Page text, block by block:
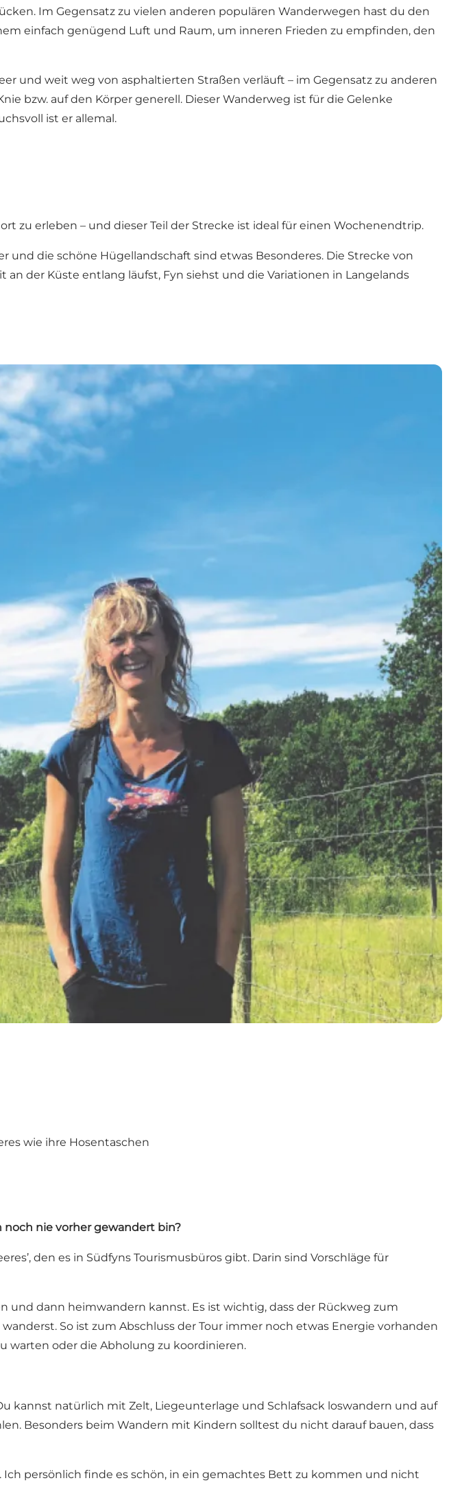
Im Gegensatz zu vielen anderen populären Wanderwegen hast du den
einfach genügend Luft und Raum, um inneren Frieden zu empfinden, den
und weit weg von asphaltierten Straßen verläuft – im Gegensatz zu anderen
bzw. auf den Körper generell. Dieser Wanderweg ist für die Gelenke
ist er allemal.
zu erleben – und dieser Teil der Strecke ist ideal für einen Wochenendtrip.
die schöne Hügellandschaft sind etwas Besonderes. Die Strecke von
der Küste entlang läufst, Fyn siehst und die Variationen in Langelands
wie ihre Hosentaschen
noch nie vorher gewandert bin?
den es in Südfyns Tourismusbüros gibt. Darin sind Vorschläge für
dann heimwandern kannst. Es ist wichtig, dass der Rückweg zum
So ist zum Abschluss der Tour immer noch etwas Energie vorhanden
warten oder die Abholung zu koordinieren.
kannst natürlich mit Zelt, Liegeunterlage und Schlafsack loswandern und auf
Besonders beim Wandern mit Kindern solltest du nicht darauf bauen, dass
persönlich finde es schön, in ein gemachtes Bett zu kommen und nicht